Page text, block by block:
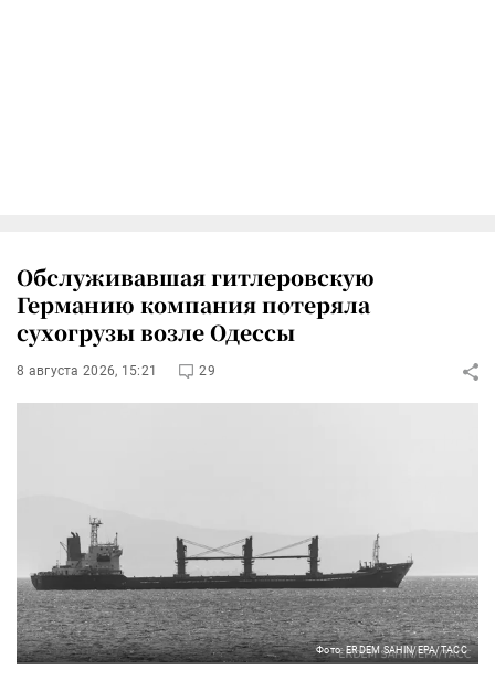
Обслуживавшая гитлеровскую
Германию компания потеряла
сухогрузы возле Одессы
8 августа 2026, 15:21 29
Фото: ERDEM SAHIN/EPA/ТАСС